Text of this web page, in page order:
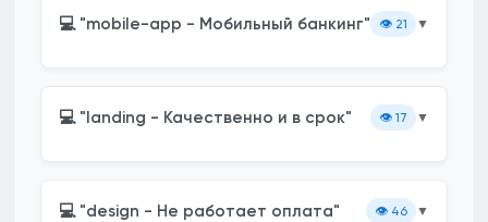
💻 "mobile-app - Мобильный банкинг" 👁️ 21 ▼
💻 "landing - Качественно и в срок" 👁️ 17 ▼
💻 "design - Не работает оплата" 👁️ 46 ▼